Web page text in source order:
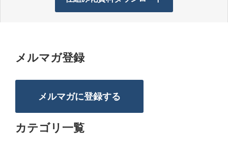
メルマガ登録
メルマガに登録する
カテゴリ一覧